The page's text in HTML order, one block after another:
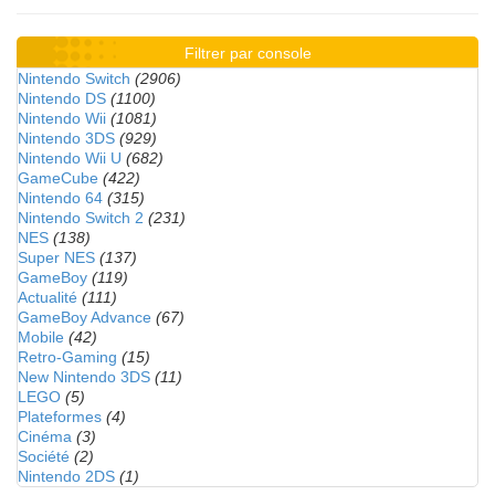
Filtrer par console
Nintendo Switch (2906)
Nintendo DS (1100)
Nintendo Wii (1081)
Nintendo 3DS (929)
Nintendo Wii U (682)
GameCube (422)
Nintendo 64 (315)
Nintendo Switch 2 (231)
NES (138)
Super NES (137)
GameBoy (119)
Actualité (111)
GameBoy Advance (67)
Mobile (42)
Retro-Gaming (15)
New Nintendo 3DS (11)
LEGO (5)
Plateformes (4)
Cinéma (3)
Société (2)
Nintendo 2DS (1)